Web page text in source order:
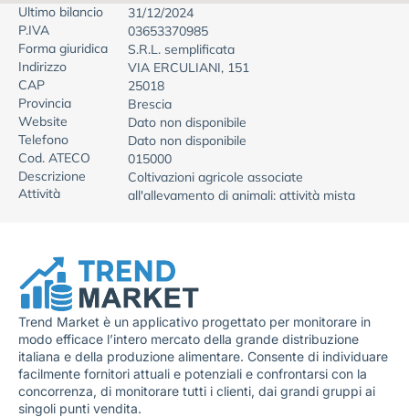
Ultimo bilancio
31/12/2024
P.IVA
03653370985
Forma giuridica
S.R.L. semplificata
Indirizzo
VIA ERCULIANI, 151
CAP
25018
Provincia
Brescia
Website
Dato non disponibile
Telefono
Dato non disponibile
Cod. ATECO
015000
Descrizione
Attività
Coltivazioni agricole associate
all'allevamento di animali: attività mista
Trend Market è un applicativo progettato per monitorare in
modo efficace l’intero mercato della grande distribuzione
italiana e della produzione alimentare. Consente di individuare
facilmente fornitori attuali e potenziali e confrontarsi con la
concorrenza, di monitorare tutti i clienti, dai grandi gruppi ai
singoli punti vendita.